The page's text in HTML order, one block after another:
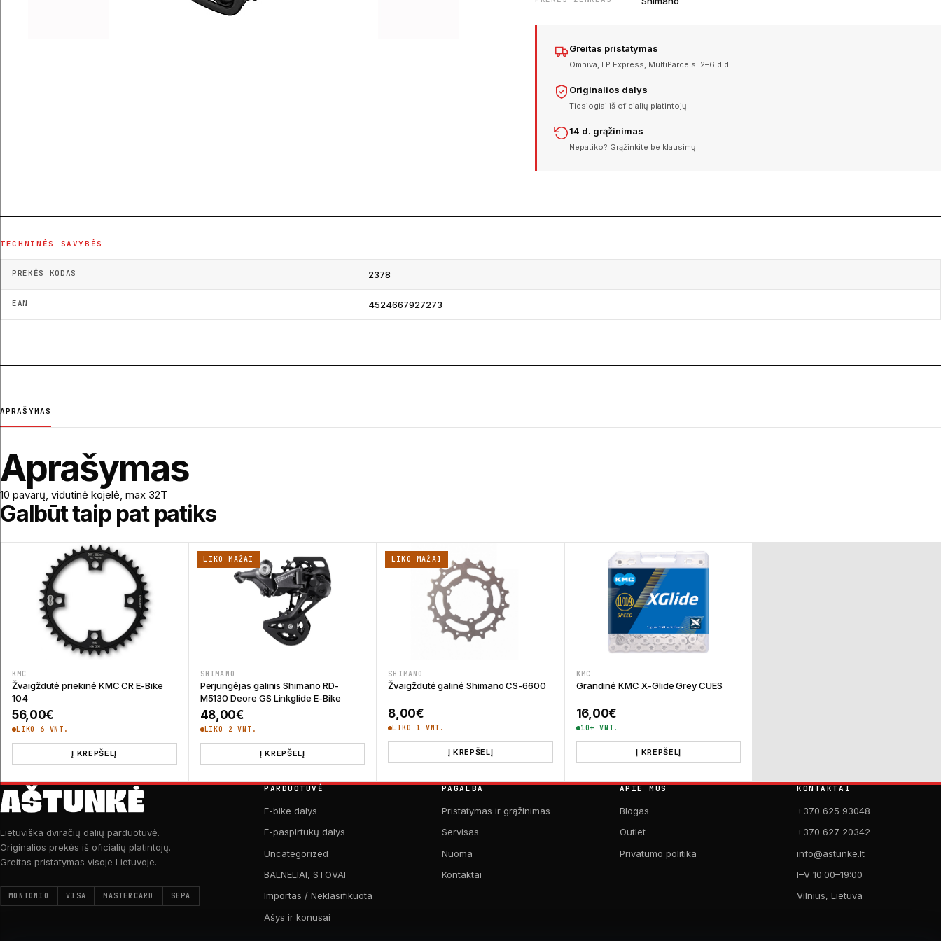
Greitas pristatymas
Omniva, LP Express, MultiParcels. 2–6 d.d.
Originalios dalys
Tiesiogiai iš oficialių platintojų
14 d. grąžinimas
Nepatiko? Grąžinkite be klausimų
TECHNINĖS SAVYBĖS
PREKĖS KODAS 2378
EAN 4524667927273
APRAŠYMAS
Aprašymas
10 pavarų, vidutinė kojelė, max 32T
Galbūt taip pat patiks
KMC
Žvaigždutė priekinė KMC CR E-Bike
104
56,00€
LIKO 6 VNT.
Į KREPŠELĮ
LIKO MAŽAI
SHIMANO
Perjungėjas galinis Shimano RD-
M5130 Deore GS Linkglide E-Bike
48,00€
LIKO 2 VNT.
Į KREPŠELĮ
LIKO MAŽAI
SHIMANO
Žvaigždutė galinė Shimano CS-6600
8,00€
LIKO 1 VNT.
Į KREPŠELĮ
KMC
Grandinė KMC X-Glide Grey CUES
16,00€
10+ VNT.
Į KREPŠELĮ
Lietuviška dviračių dalių parduotuvė.
Originalios prekės iš oficialių platintojų.
Greitas pristatymas visoje Lietuvoje.
MONTONIO VISA MASTERCARD SEPA
PARDUOTUVĖ
E-bike dalys
E-paspirtukų dalys
Uncategorized
BALNELIAI, STOVAI
Importas / Neklasifikuota
Ašys ir konusai
PAGALBA
Pristatymas ir grąžinimas
Servisas
Nuoma
Kontaktai
APIE MUS
Blogas
Outlet
Privatumo politika
KONTAKTAI
+370 625 93048
+370 627 20342
info@astunke.lt
I–V 10:00–19:00
Vilnius, Lietuva